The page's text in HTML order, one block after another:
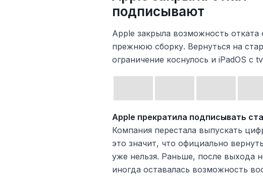
подписывают
Apple закрыла возможность отката
прежнюю сборку. Вернуться на
ограничение коснулось и iPadOS с
Apple прекратила подписывать
Компания перестала выпускать
это значит, что официально
уже нельзя. Раньше, после выхода
иногда оставалась возможность